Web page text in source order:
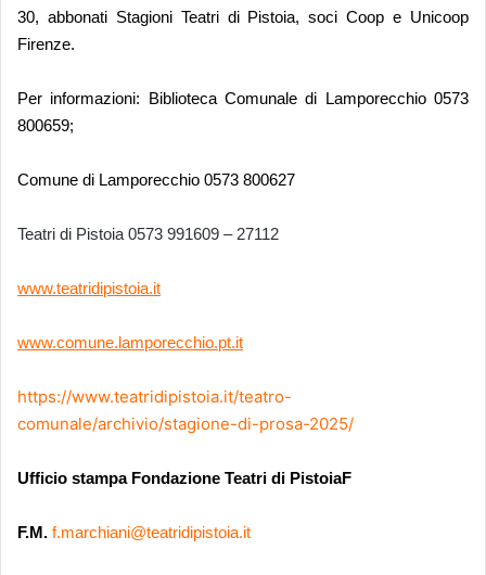
30, abbonati Stagioni Teatri di Pistoia, soci Coop e Unicoop
Firenze.
Per informazioni: Biblioteca Comunale di Lamporecchio 0573
800659;
Comune di Lamporecchio 0573 800627
Teatri di Pistoia 0573 991609 – 27112
www.teatridipistoia.it
www.comune.lamporecchio.pt.it
https://www.teatridipistoia.it/teatro-
comunale/archivio/stagione-di-prosa-2025/
Ufficio stampa Fondazione Teatri di PistoiaF
F.M. f.marchiani@teatridipistoia.it